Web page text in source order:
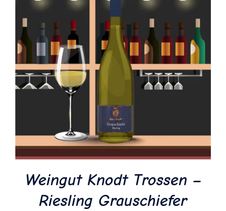
Weingut Knodt Trossen –
Riesling Grauschiefer